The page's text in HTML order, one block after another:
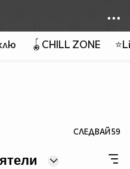
🪀CHILL ZONE
СЛЕДВАЙ59